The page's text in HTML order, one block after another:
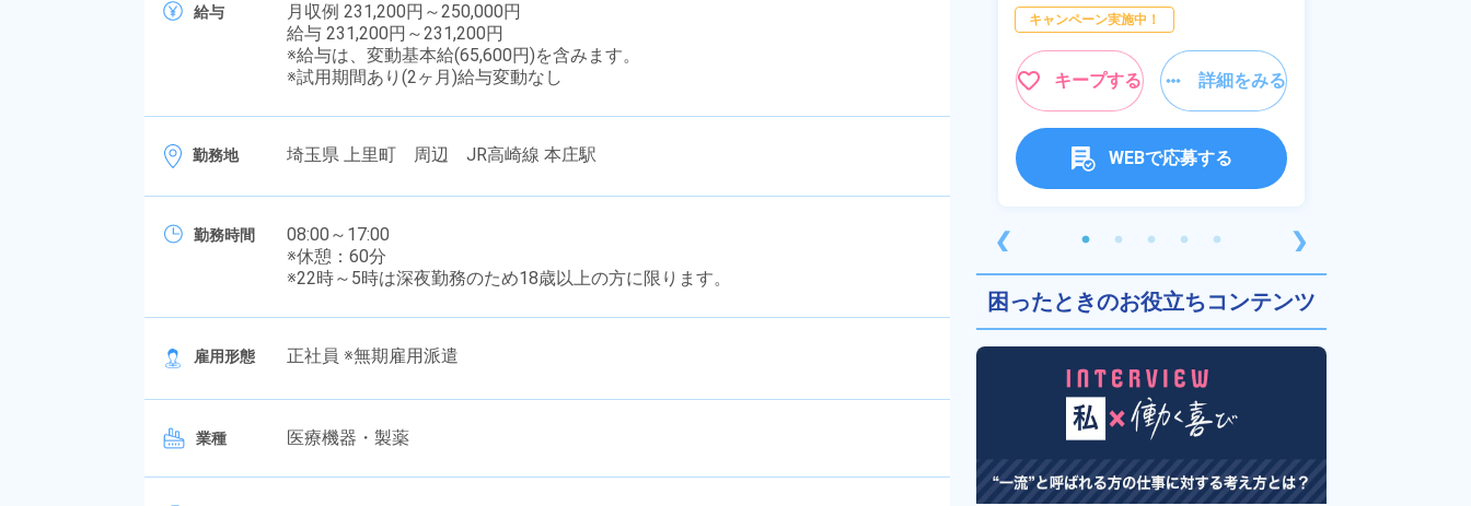
給与
月収例 231,200円～250,000円
給与 231,200円～231,200円
※給与は、変動基本給(65,600円)を含みます。
※試用期間あり(2ヶ月)給与変動なし
勤務地 埼玉県 上里町 周辺 JR高崎線 本庄駅
勤務時間
08:00～17:00
※休憩：60分
※22時～5時は深夜勤務のため18歳以上の方に限ります。
雇用形態 正社員 ※無期雇用派遣
業種 医療機器・製薬
❮
WEBで応募する
キャンペーン実施中！
キープする 詳細をみる
WEBで応募する
❯
困ったときのお役立ちコンテンツ